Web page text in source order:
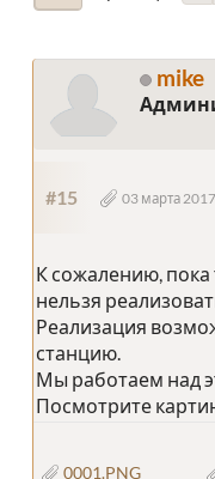
mike
#15 03 марта
К сожалению, пока
нельзя
Реализация
станцию.
Мы работаем над
Посмотрите
0001.PNG